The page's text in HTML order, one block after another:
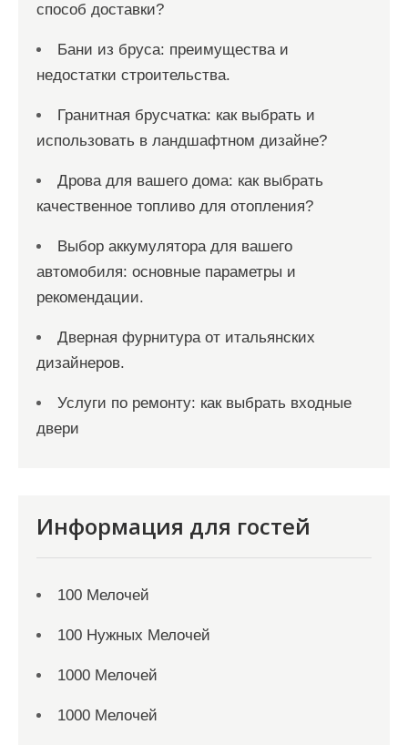
способ доставки?
Бани из бруса: преимущества и
недостатки строительства.
Гранитная брусчатка: как выбрать и
использовать в ландшафтном дизайне?
Дрова для вашего дома: как выбрать
качественное топливо для отопления?
Выбор аккумулятора для вашего
автомобиля: основные параметры и
рекомендации.
Дверная фурнитура от итальянских
дизайнеров.
Услуги по ремонту: как выбрать входные
двери
Информация для гостей
100 Мелочей
100 Нужных Мелочей
1000 Мелочей
1000 Мелочей